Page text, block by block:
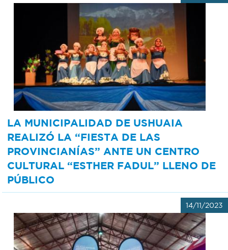
LA MUNICIPALIDAD DE USHUAIA
REALIZÓ LA “FIESTA DE LAS
PROVINCIANÍAS” ANTE UN CENTRO
CULTURAL “ESTHER FADUL” LLENO DE
PÚBLICO
14/11/2023